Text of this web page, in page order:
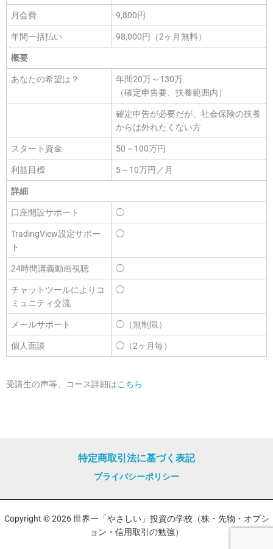
月会費 9,800円
年間一括払い 98,000円（2ヶ月無料）
概要
あなたの希望は？
年間20万～130万
（確定申告要、扶養範囲内）
確定申告が必要だが、社会保険の扶養
からは外れたくない方
スタート資金 50－100万円
利益目標 5～10万円／月
詳細
口座開設サポート ◯
TradingView設定サポー
ト
◯
24時間講義動画視聴 ◯
チャットツールによりコ
ミュニティ交流
◯
メールサポート ◯（無制限）
個人面談 ◯（2ヶ月毎）
受講生の声等、コース詳細はこちら
特定商取引法に基づく表記
プライバシーポリシー
Copyright © 2026 世界一「やさしい」投資の学校（株・先物・オプシ
ョン・信用取引の勉強）